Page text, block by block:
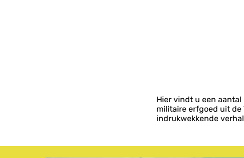
Hier vindt u een
militaire erfgoed uit de
indrukwekkende